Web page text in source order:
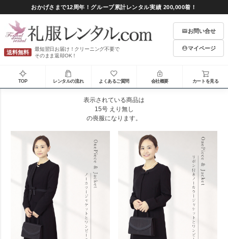
おかげさまで12周年！グループ累計レンタル実績 200,000着！
送料無料
最短翌日お届け！クリーニング不要で
そのまま返却OK！
お問い合せ
マイページ
TOP レンタルの流れ よくあるご質問 会社概要 カートを見る
表示されている商品は
15号 えり無し
の喪服になります。